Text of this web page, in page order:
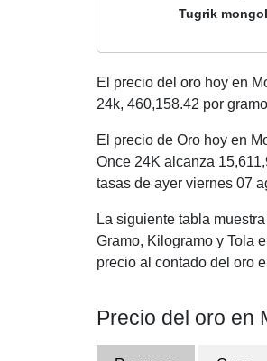
Tugrik
El precio del oro hoy en
24k, 460,158.42 por
El precio de Oro hoy en
Once 24K alcanza
tasas de ayer viernes 07
La siguiente tabla
Gramo, Kilogramo y Tola
precio al contado del oro
Precio del oro en